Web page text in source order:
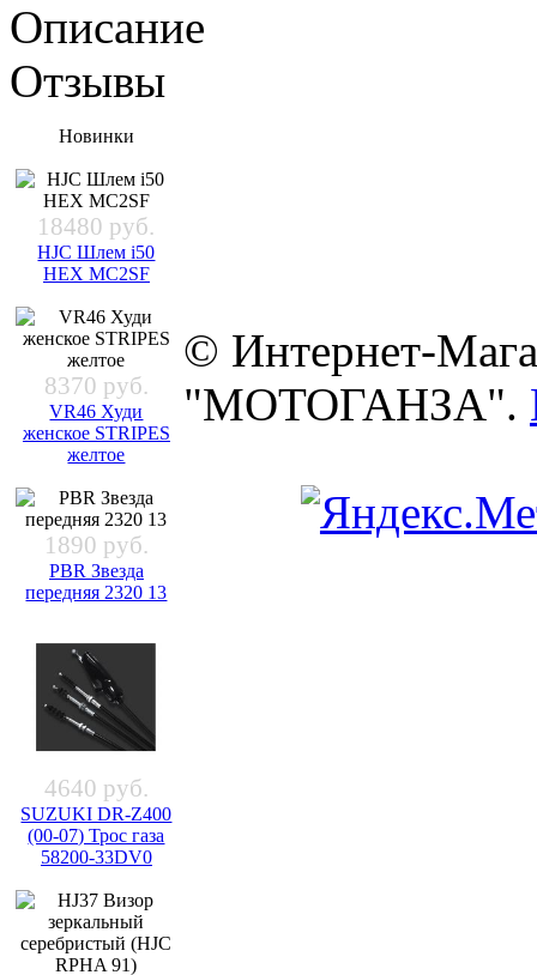
Описание
Отзывы
Новинки
18480 руб.
HJC Шлем i50
HEX MC2SF
8370 руб.
VR46 Худи
женское STRIPES
желтое
1890 руб.
PBR Звезда
передняя 2320 13
4640 руб.
SUZUKI DR-Z400
(00-07) Трос газа
58200-33DV0
© Интернет-
"МОТОГАНЗА".